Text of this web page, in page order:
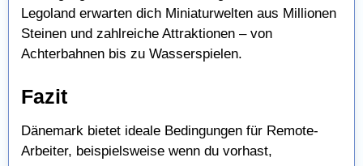
Legoland erwarten dich Miniaturwelten aus Millionen
Steinen und zahlreiche Attraktionen – von
Achterbahnen bis zu Wasserspielen.
Fazit
Dänemark bietet ideale Bedingungen für Remote-
Arbeiter, beispielsweise wenn du vorhast,